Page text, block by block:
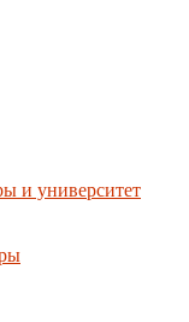
и университет